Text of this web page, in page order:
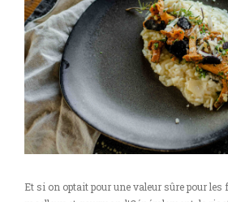
Et si on optait pour une valeur sûre pour